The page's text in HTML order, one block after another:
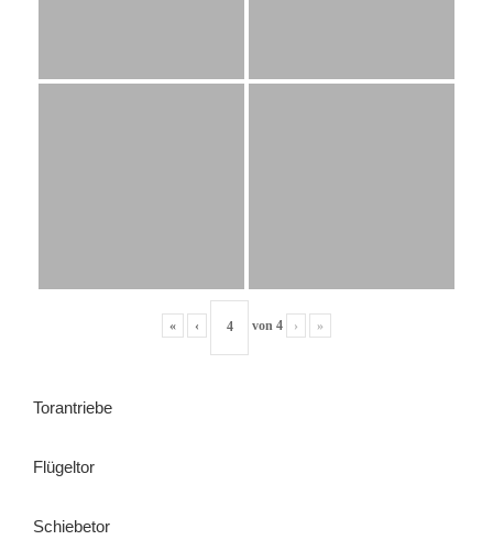
« ‹ von 4 › »
Torantriebe
Flügeltor
Schiebetor